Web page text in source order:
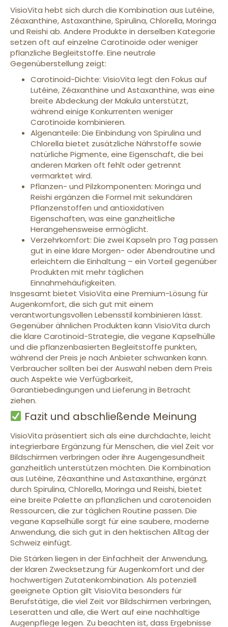
VisioVita hebt sich durch die Kombination aus Lutéine,
Zéaxanthine, Astaxanthine, Spirulina, Chlorella, Moringa
und Reishi ab. Andere Produkte in derselben Kategorie
setzen oft auf einzelne Carotinoide oder weniger
pflanzliche Begleitstoffe. Eine neutrale
Gegenüberstellung zeigt:
Carotinoid-Dichte: VisioVita legt den Fokus auf
Lutéine, Zéaxanthine und Astaxanthine, was eine
breite Abdeckung der Makula unterstützt,
während einige Konkurrenten weniger
Carotinoide kombinieren.
Algenanteile: Die Einbindung von Spirulina und
Chlorella bietet zusätzliche Nährstoffe sowie
natürliche Pigmente, eine Eigenschaft, die bei
anderen Marken oft fehlt oder getrennt
vermarktet wird.
Pflanzen- und Pilzkomponenten: Moringa und
Reishi ergänzen die Formel mit sekundären
Pflanzenstoffen und antioxidativen
Eigenschaften, was eine ganzheitliche
Herangehensweise ermöglicht.
Verzehrkomfort: Die zwei Kapseln pro Tag passen
gut in eine klare Morgen- oder Abendroutine und
erleichtern die Einhaltung – ein Vorteil gegenüber
Produkten mit mehr täglichen
Einnahmehäufigkeiten.
Insgesamt bietet VisioVita eine Premium-Lösung für
Augenkomfort, die sich gut mit einem
verantwortungsvollen Lebensstil kombinieren lässt.
Gegenüber ähnlichen Produkten kann VisioVita durch
die klare Carotinoid-Strategie, die vegane Kapselhülle
und die pflanzenbasierten Begleitstoffe punkten,
während der Preis je nach Anbieter schwanken kann.
Verbraucher sollten bei der Auswahl neben dem Preis
auch Aspekte wie Verfügbarkeit,
Garantiebedingungen und Lieferung in Betracht
ziehen.
Fazit und abschließende Meinung
VisioVita präsentiert sich als eine durchdachte, leicht
integrierbare Ergänzung für Menschen, die viel Zeit vor
Bildschirmen verbringen oder ihre Augengesundheit
ganzheitlich unterstützen möchten. Die Kombination
aus Lutéine, Zéaxanthine und Astaxanthine, ergänzt
durch Spirulina, Chlorella, Moringa und Reishi, bietet
eine breite Palette an pflanzlichen und carotenoiden
Ressourcen, die zur täglichen Routine passen. Die
vegane Kapselhülle sorgt für eine saubere, moderne
Anwendung, die sich gut in den hektischen Alltag der
Schweiz einfügt.
Die Stärken liegen in der Einfachheit der Anwendung,
der klaren Zwecksetzung für Augenkomfort und der
hochwertigen Zutatenkombination. Als potenziell
geeignete Option gilt VisioVita besonders für
Berufstätige, die viel Zeit vor Bildschirmen verbringen,
Leseratten und alle, die Wert auf eine nachhaltige
Augenpflege legen. Zu beachten ist, dass Ergebnisse